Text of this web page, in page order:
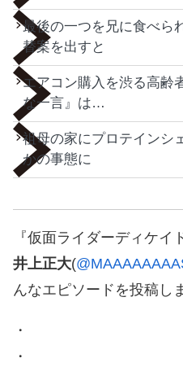
最後の一つを兄に食べら
替案を出すと
エアコン購入を渋る高齢
な一言』は…
祖母の家にプロテインシ
かの事態に
『仮面ライダーディケ
井上正大(
んなエピソードを投稿し
・
・